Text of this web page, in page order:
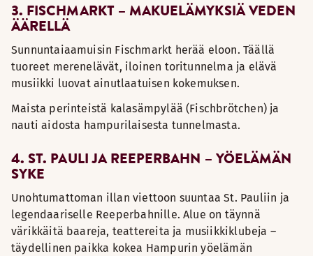
3. FISCHMARKT – MAKUELÄMYKSIÄ VEDEN
ÄÄRELLÄ
Sunnuntaiaamuisin Fischmarkt herää eloon. Täällä
tuoreet merenelävät, iloinen toritunnelma ja elävä
musiikki luovat ainutlaatuisen kokemuksen.
Maista perinteistä kalasämpylää (Fischbrötchen) ja
nauti aidosta hampurilaisesta tunnelmasta.
4. ST. PAULI JA REEPERBAHN – YÖELÄMÄN
SYKE
Unohtumattoman illan viettoon suuntaa St. Pauliin ja
legendaariselle Reeperbahnille. Alue on täynnä
värikkäitä baareja, teattereita ja musiikkiklubeja –
täydellinen paikka kokea Hampurin yöelämän